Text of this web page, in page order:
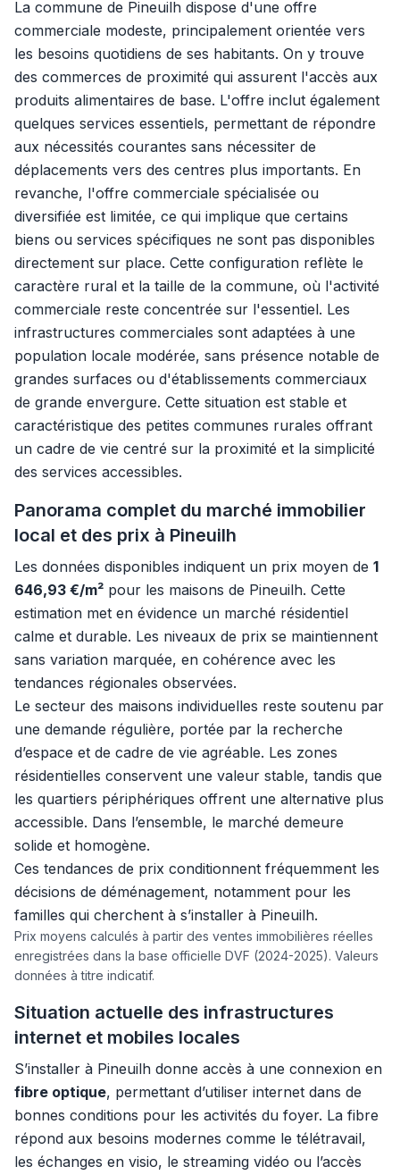
La commune de Pineuilh dispose d'une offre
commerciale modeste, principalement orientée vers
les besoins quotidiens de ses habitants. On y trouve
des commerces de proximité qui assurent l'accès aux
produits alimentaires de base. L'offre inclut également
quelques services essentiels, permettant de répondre
aux nécessités courantes sans nécessiter de
déplacements vers des centres plus importants. En
revanche, l'offre commerciale spécialisée ou
diversifiée est limitée, ce qui implique que certains
biens ou services spécifiques ne sont pas disponibles
directement sur place. Cette configuration reflète le
caractère rural et la taille de la commune, où l'activité
commerciale reste concentrée sur l'essentiel. Les
infrastructures commerciales sont adaptées à une
population locale modérée, sans présence notable de
grandes surfaces ou d'établissements commerciaux
de grande envergure. Cette situation est stable et
caractéristique des petites communes rurales offrant
un cadre de vie centré sur la proximité et la simplicité
des services accessibles.
Panorama complet du marché immobilier
local et des prix à Pineuilh
Les données disponibles indiquent un prix moyen de 1
646,93 €/m² pour les maisons de Pineuilh. Cette
estimation met en évidence un marché résidentiel
calme et durable. Les niveaux de prix se maintiennent
sans variation marquée, en cohérence avec les
tendances régionales observées.
Le secteur des maisons individuelles reste soutenu par
une demande régulière, portée par la recherche
d’espace et de cadre de vie agréable. Les zones
résidentielles conservent une valeur stable, tandis que
les quartiers périphériques offrent une alternative plus
accessible. Dans l’ensemble, le marché demeure
solide et homogène.
Ces tendances de prix conditionnent fréquemment les
décisions de déménagement, notamment pour les
familles qui cherchent à s’installer à Pineuilh.
Prix moyens calculés à partir des ventes immobilières réelles
enregistrées dans la base officielle DVF (2024-2025). Valeurs
données à titre indicatif.
Situation actuelle des infrastructures
internet et mobiles locales
S’installer à Pineuilh donne accès à une connexion en
fibre optique, permettant d’utiliser internet dans de
bonnes conditions pour les activités du foyer. La fibre
répond aux besoins modernes comme le télétravail,
les échanges en visio, le streaming vidéo ou l’accès